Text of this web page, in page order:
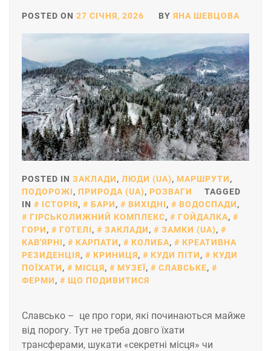
POSTED ON 27 СІЧНЯ, 2026 BY ЯНА ШЕВЦОВА
POSTED IN ЗАКЛАДИ, ЛЮДИ (UA), МАРШРУТИ,
ПОДОРОЖІ, ПРИРОДА (UA), РОЗВАГИ
TAGGED
IN
ІСТОРІЯ, БАРИ, ВИХІДНІ, ВОДОСПАДИ,
ГІРСЬКОЛИЖНИЙ КОМПЛЕКС, ГОЙДАЛКА,
ГОРИ, ГОТЕЛІ, ЗАКЛАДИ, ЗАМКИ (UA),
КАВ'ЯРНІ, КАРПАТИ, КОЛИБА,
КРЕАТИВНА
РЕЗИДЕНЦІЯ, КРИНИЦЯ, КУДИ ПІТИ,
КУДИ
ПОЇХАТИ, МІСЦЯ, МУЗЕЇ, СЛАВСЬКЕ,
ФЕРМИ, ЩО ПОДИВИТИСЯ
Славсько – це про гори, які починаються майже
від порогу. Тут не треба довго їхати
трансферами, шукати «секретні місця» чи